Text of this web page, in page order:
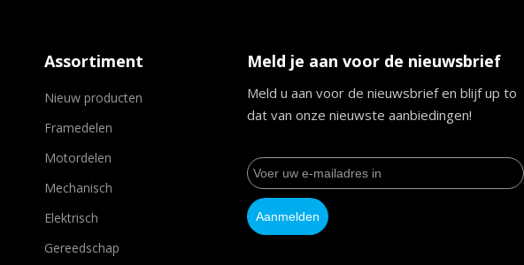
Assortiment
Nieuw producten
Framedelen
Motordelen
Mechanisch
Elektrisch
Gereedschap
Meld je aan voor de nieuwsbrief
Meld u aan voor de nieuwsbrief en blijf up to
dat van onze nieuwste aanbiedingen!
Aanmelden